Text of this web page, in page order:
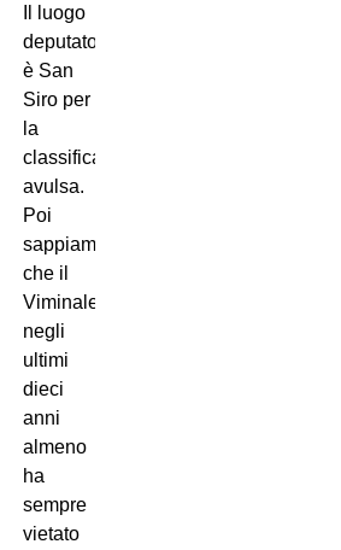
Il luogo
deputato
è San
Siro per
la
classifica
avulsa.
Poi
sappiamo
che il
Viminale
negli
ultimi
dieci
anni
almeno
ha
sempre
vietato